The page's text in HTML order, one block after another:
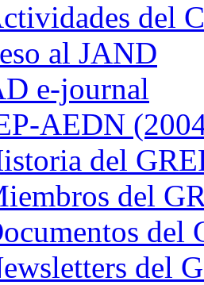
del
al JAND
e-journal
AEDN
del
del
del
del